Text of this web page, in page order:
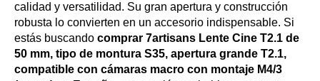
calidad y versatilidad. Su gran apertura y construcción
robusta lo convierten en un accesorio indispensable. Si
estás buscando comprar 7artisans Lente Cine T2.1 de
50 mm, tipo de montura S35, apertura grande T2.1,
compatible con cámaras macro con montaje M4/3